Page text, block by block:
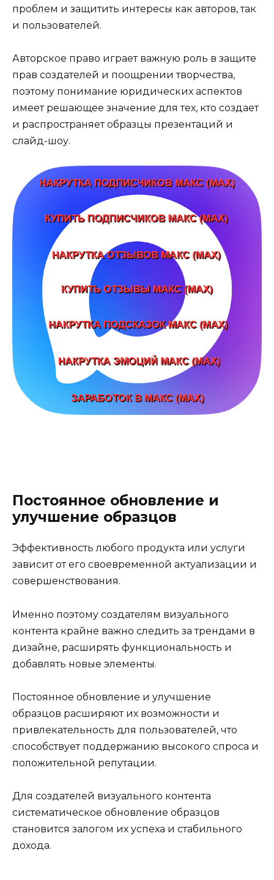
проблем и защитить интересы как авторов, так
и пользователей.
Авторское право играет важную роль в защите
прав создателей и поощрении творчества,
поэтому понимание юридических аспектов
имеет решающее значение для тех, кто создает
и распространяет образцы презентаций и
слайд-шоу.
Постоянное обновление и
улучшение образцов
Эффективность любого продукта или услуги
зависит от его своевременной актуализации и
совершенствования.
Именно поэтому создателям визуального
контента крайне важно следить за трендами в
дизайне, расширять функциональность и
добавлять новые элементы.
Постоянное обновление и улучшение
образцов расширяют их возможности и
привлекательность для пользователей, что
способствует поддержанию высокого спроса и
положительной репутации.
Для создателей визуального контента
систематическое обновление образцов
становится залогом их успеха и стабильного
дохода.